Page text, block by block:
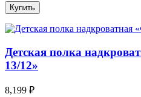
Детская полка
13/12»
8,199 ₽